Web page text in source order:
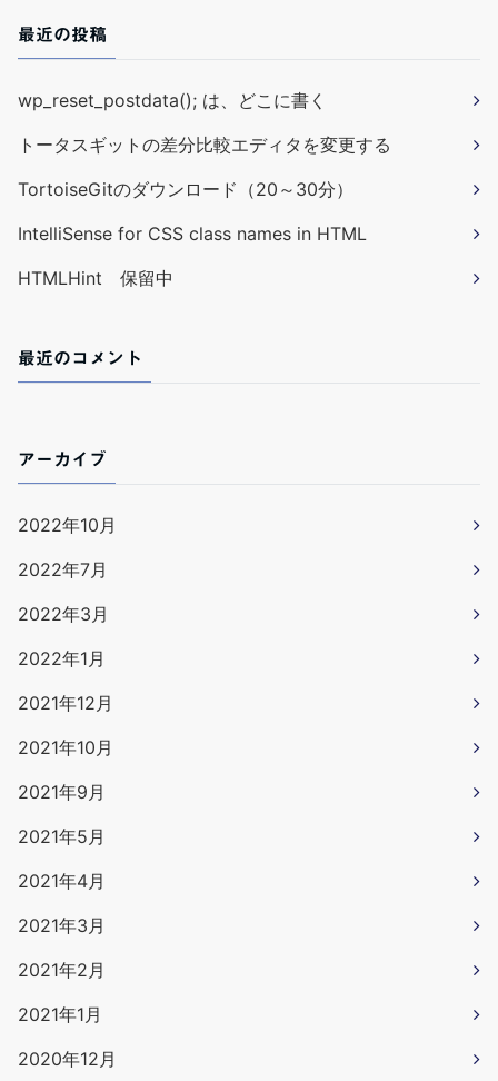
最近の投稿
wp_reset_postdata(); は、どこに書く
トータスギットの差分比較エディタを変更する
TortoiseGitのダウンロード（20～30分）
IntelliSense for CSS class names in HTML
HTMLHint 保留中
最近のコメント
アーカイブ
2022年10月
2022年7月
2022年3月
2022年1月
2021年12月
2021年10月
2021年9月
2021年5月
2021年4月
2021年3月
2021年2月
2021年1月
2020年12月